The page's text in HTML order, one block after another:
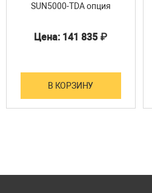
SUN5000-TDA опция
Цена: 141 835 ₽
В КОРЗИНУ